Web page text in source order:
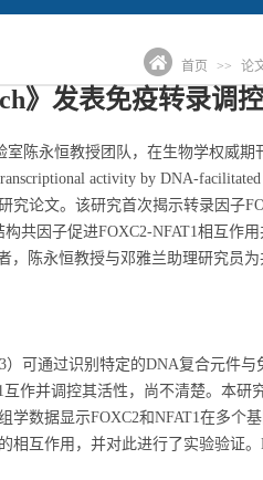
首页 >> 论
》发表免疫转录调
陈永恒教授团队，在生物学权威期
activity by DNA-
究论文。该研究首次揭示转录因子
共因子促进FOXC2-NFAT1相互作
，陈永恒教授与邓雅兰助理研究员
可通过识别特定的DNA复合元件与
作并调控其活性，尚不清楚。本研
数据显示FOXC2和NFAT1在多个
相互作用，并对此进行了实验验证。